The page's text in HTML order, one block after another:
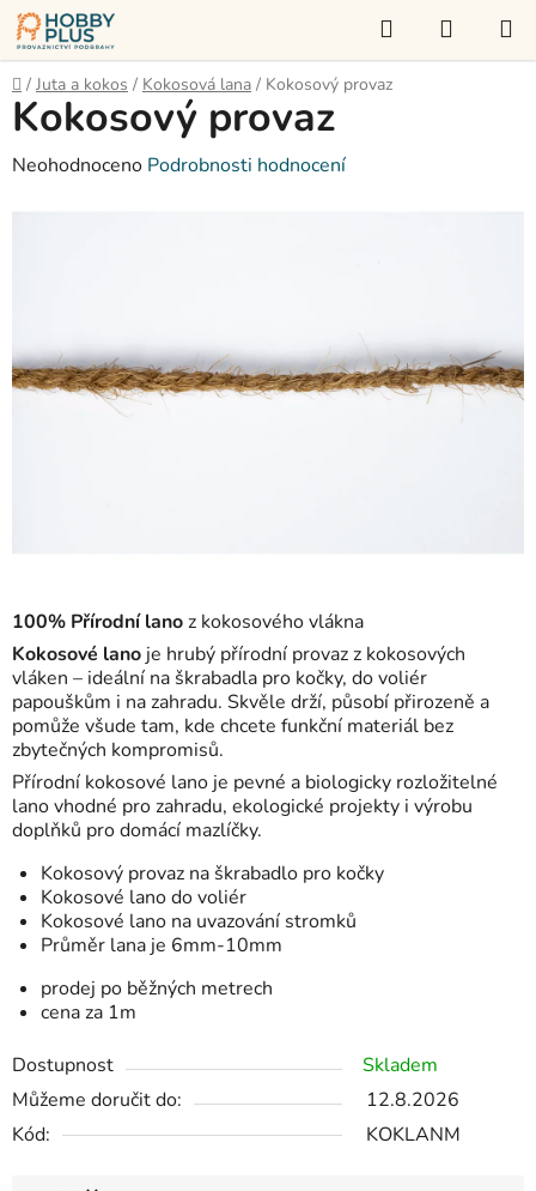
Přejít
na
obsah
Hledat
KOŠÍK
Domů
/ Juta a kokos / Kokosová lana / Kokosový provaz
100% Přírodní lanoz kokosového vlákna
Kokosové lano je hrubý přírodní provaz z kokosových
vláken – ideální na škrabadla pro kočky, do voliér
papouškům i na zahradu. Skvěle drží, působí přirozeně a
pomůže všude tam, kde chcete funkční materiál bez
zbytečných kompromisů.
Přírodní kokosové lano je pevné a biologicky rozložitelné
lano vhodné pro zahradu, ekologické projekty i výrobu
doplňků pro domácí mazlíčky.
Kokosový provaz na škrabadlo pro kočky
Kokosové lano do voliér
Kokosové lano na uvazování stromků
Průměr lana je 6mm-10mm
prodej po běžných metrech
cena za 1m
Dostupnost
Skladem
Můžeme doručit do:
12.8.2026
Kód:
KOKLANM
Kokosový provaz
Průměrné
produktu
Neohodnoceno Podrobnosti hodnocení